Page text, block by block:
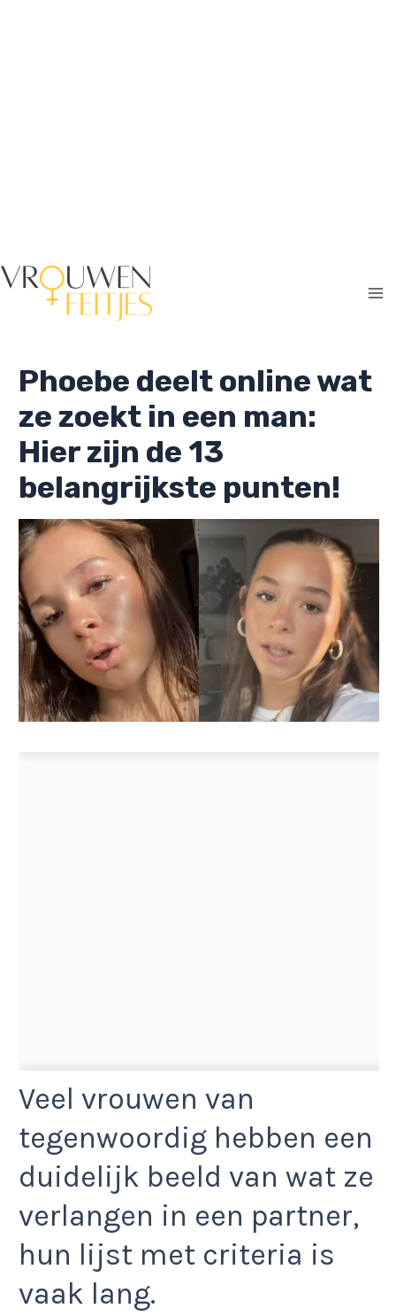
Phoebe deelt online wat
ze zoekt in een man:
Hier zijn de 13
belangrijkste punten!
Veel vrouwen van
tegenwoordig hebben een
duidelijk beeld van wat ze
verlangen in een partner,
hun lijst met criteria is
vaak lang.